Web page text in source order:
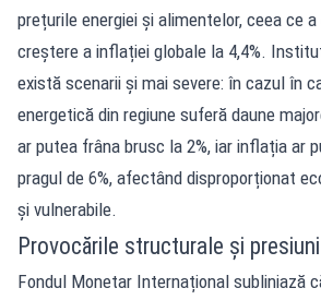
prețurile energiei și alimentelor, ceea ce
creștere a inflației globale la 4,4%.
există scenarii și mai severe: în cazul în
energetică din regiune suferă daune
ar putea frâna brusc la 2%, iar inflația ar
pragul de 6%, afectând disproporționat
și vulnerabile.
Provocările structurale și
Fondul Monetar Internațional subliniază